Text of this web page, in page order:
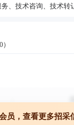
）
员，查看更多招采